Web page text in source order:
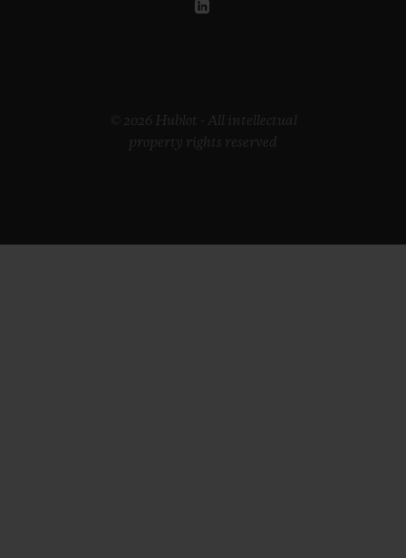
© 2026 Hublot - All intellectual
property rights reserved